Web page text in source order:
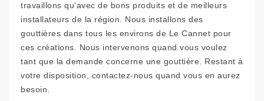
travaillons qu'avec de bons produits et de meilleurs
installateurs de la région. Nous installons des
gouttières dans tous les environs de Le Cannet pour
ces créations. Nous intervenons quand vous voulez
tant que la demande concerne une gouttière. Restant à
votre disposition, contactez-nous quand vous en aurez
besoin.